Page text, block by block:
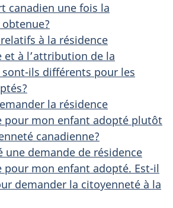
canadien une fois la
à la résidence
et à l’attribution de la
ils différents pour les
la résidence
pour mon enfant adopté plutôt
canadienne?
une demande de résidence
pour mon enfant adopté. Est-il
demander la citoyenneté à la